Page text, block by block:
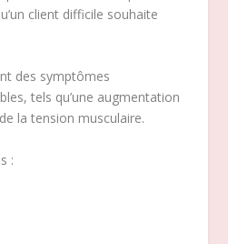
client difficile souhaite
des symptômes
tels qu’une augmentation
la tension musculaire.
: